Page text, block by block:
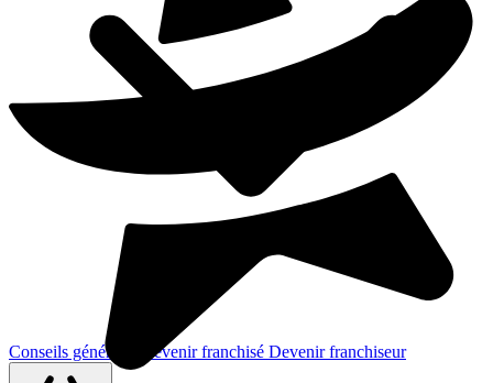
Conseils généraux Devenir franchisé Devenir franchiseur